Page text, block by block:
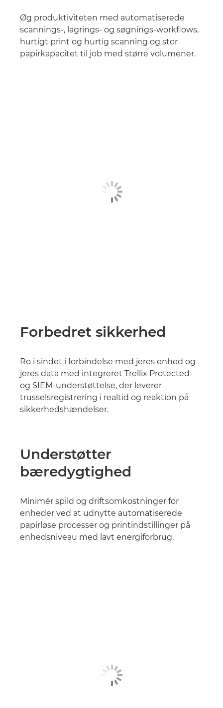
Øg produktiviteten med automatiserede
scannings-, lagrings- og søgnings-workflows,
hurtigt print og hurtig scanning og stor
papirkapacitet til job med større volumener.
Forbedret sikkerhed
Ro i sindet i forbindelse med jeres enhed og
jeres data med integreret Trellix Protected-
og SIEM-understøttelse, der leverer
trusselsregistrering i realtid og reaktion på
sikkerhedshændelser.
Understøtter
bæredygtighed
Minimér spild og driftsomkostninger for
enheder ved at udnytte automatiserede
papirløse processer og printindstillinger på
enhedsniveau med lavt energiforbrug.